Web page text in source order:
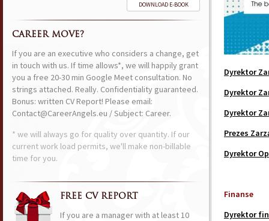
Dyrektor
Dyrektor
Dyrektor
Prezes
Dyrektor
Finanse
Dyrektor
DOWNLOAD E-BOOK
CAREER MOVE?
If you are an executive who considers a change, get
in touch with us. If time allows*, we will happily grant
you a free 20-30 min Google Meet consultation. No
strings attached. Really. Confidentiality guaranteed.
Bonus: written CV Report! Please email:
Contact@CareerAngels.eu / Subject: Career.
* we will always go for quality over quantity. If our
current work load permits, we'll make non-billable
time for you.
FREE CV REPORT
If you are a manager with at least 10